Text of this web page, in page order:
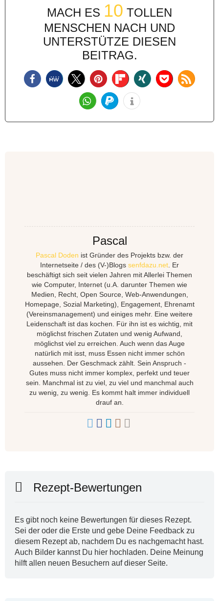
MACH ES 10 TOLLEN
MENSCHEN NACH UND
UNTERSTÜTZE DIESEN
BEITRAG.
Pascal
Pascal Doden ist Gründer des Projekts bzw. der
Internetseite / des (V-)Blogs senfdazu.net. Er
beschäftigt sich seit vielen Jahren mit Allerlei Themen
wie Computer, Internet (u.A. darunter Themen wie
Medien, Recht, Open Source, Web-Anwendungen,
Homepage, Sozial Marketing), Engagement, Ehrenamt
(Vereinsmanagement) und einiges mehr. Eine weitere
Leidenschaft ist das kochen. Für ihn ist es wichtig, mit
möglichst frischen Zutaten und wenig Aufwand,
möglichst viel zu erreichen. Auch wenn das Auge
natürlich mit isst, muss Essen nicht immer schön
aussehen. Der Geschmack zählt. Sein Anspruch -
Gutes muss nicht immer komplex, perfekt und teuer
sein. Manchmal ist zu viel, zu viel und manchmal auch
zu wenig, zu wenig. Es kommt halt immer individuell
drauf an.
Rezept-Bewertungen
Es gibt noch keine Bewertungen für dieses Rezept.
Sei der oder die Erste und gebe Deine Feedback zu
diesem Rezept ab, nachdem Du es nachgemacht hast.
Auch Bilder kannst Du hier hochladen. Deine Meinung
hilft allen neuen Besuchern auf dieser Seite.